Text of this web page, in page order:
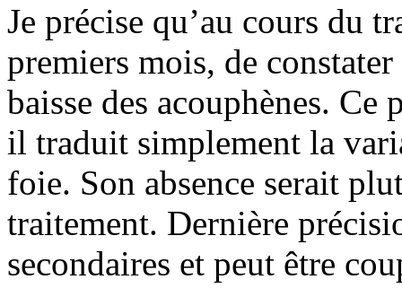
Je précise qu’au cours du
premiers mois, de
baisse des acouphènes.
il traduit simplement la
foie. Son absence serait
traitement. Dernière
secondaires et peut être